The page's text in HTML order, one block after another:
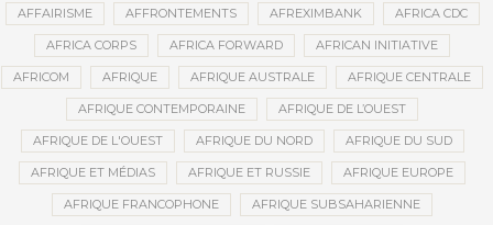
AFFAIRISME AFFRONTEMENTS AFREXIMBANK AFRICA CDC
AFRICA CORPS AFRICA FORWARD AFRICAN INITIATIVE
AFRICOM AFRIQUE AFRIQUE AUSTRALE AFRIQUE CENTRALE
AFRIQUE CONTEMPORAINE AFRIQUE DE L’OUEST
AFRIQUE DE L'OUEST AFRIQUE DU NORD AFRIQUE DU SUD
AFRIQUE ET MÉDIAS AFRIQUE ET RUSSIE AFRIQUE EUROPE
AFRIQUE FRANCOPHONE AFRIQUE SUBSAHARIENNE